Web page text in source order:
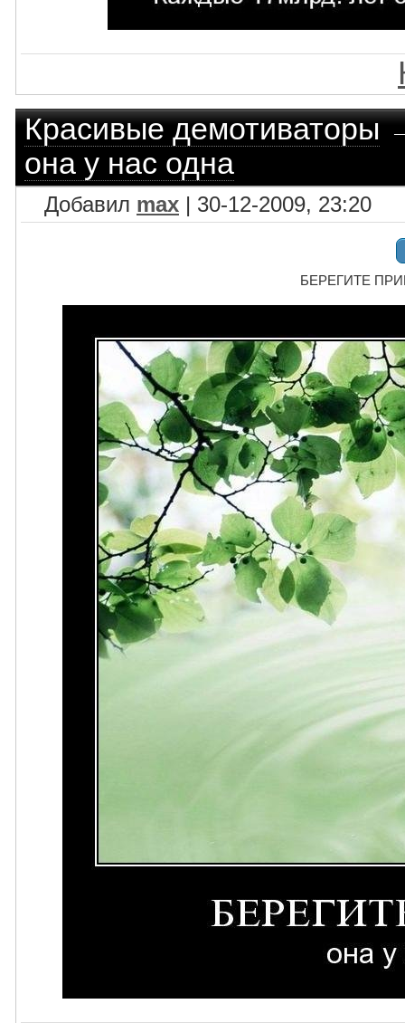
Красивые демотиваторы
она у нас одна
Добавил max | 30-12-2009, 23:20
БЕРЕГИТЕ